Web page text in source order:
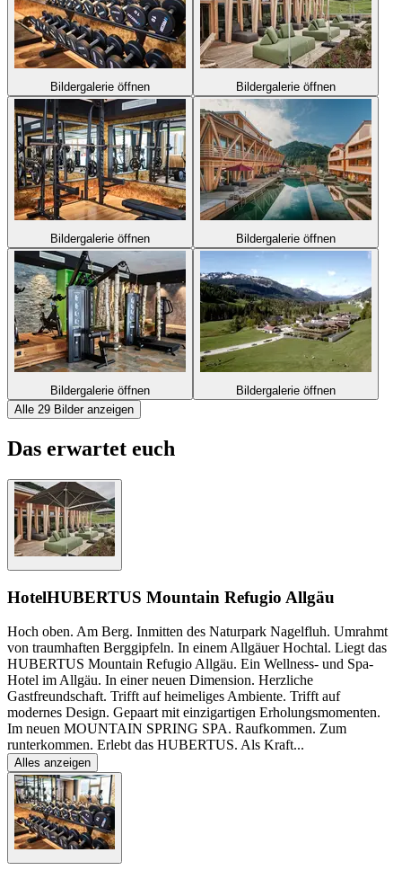
Bildergalerie öffnen Bildergalerie öffnen
Bildergalerie öffnen Bildergalerie öffnen
Bildergalerie öffnen
Bildergalerie öffnen
Alle 29 Bilder anzeigen
Das erwartet euch
HotelHUBERTUS Mountain Refugio Allgäu
Hoch oben. Am Berg. Inmitten des Naturpark Nagelfluh. Umrahmt
von traumhaften Berggipfeln. In einem Allgäuer Hochtal. Liegt das
HUBERTUS Mountain Refugio Allgäu. Ein Wellness- und Spa-
Hotel im Allgäu. In einer neuen Dimension. Herzliche
Gastfreundschaft. Trifft auf heimeliges Ambiente. Trifft auf
modernes Design. Gepaart mit einzigartigen Erholungsmomenten.
Im neuen MOUNTAIN SPRING SPA. Raufkommen. Zum
runterkommen. Erlebt das HUBERTUS. Als Kraft...
Alles anzeigen